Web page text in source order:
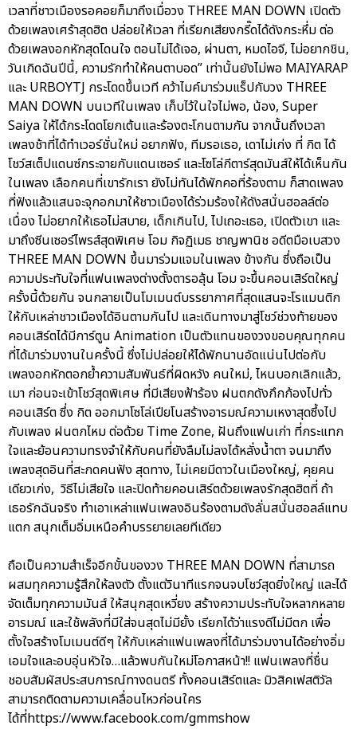
เวลาที่ชาวเมืองรอคอยก็มาถึงเมื่อวง THREE MAN DOWN เปิดตัว
ด้วยเพลงเศร้าสุดฮิต ปล่อยให้เวลา ที่เรียกเสียงกรี๊ดได้ดังกระหึ่ม ต่อ
ด้วยเพลงอกหักสุดโดนใจ ตอนไม่ได้เจอ, ผ่านตา, หมดไอจี, ไม่อยากชิน,
วันเกิดฉันปีนี้, ความรักทำให้คนตาบอด” เท่านั้นยังไม่พอ MAIYARAP
และ URBOYTJ กระโดดขึ้นเวที คว้าไมค์มาร่วมแร็ปกับวง THREE
MAN DOWN บนเวทีในเพลง เก็บไว้ในใจไม่พอ, น้อง, Super
Saiya ให้ได้กระโดดโยกเต้นและร้องตะโกนตามกัน จากนั้นถึงเวลา
เพลงช้าที่ได้ทำเวอร์ชั่นใหม่ อยากฟัง, ทีมรอเธอ, เดาไม่เก่ง ที่ กิต ได้
โชว์สเต็ปแดนซ์กระจายกับแดนเซอร์ และโซโล่กีตาร์สุดมันส์ให้ได้เห็นกัน
ในเพลง เลือกคนที่เขารักเรา ยังไม่ทันได้พักคอที่ร้องตาม ก็สาดเพลง
ที่ฟังแล้วแสนจะจุกอกมาให้ชาวเมืองได้ร่วมร้องให้ดังสนั่นฮอลล์ต่อ
เนื่อง ไม่อยากให้เธอไม่สบาย, เด็กเกินไป, ไปเถอะเธอ, เปิดตัวเขา และ
มาถึงซีนเซอร์ไพรส์สุดพิเศษ โอม กิจฏิเมธ ชาญพานิช อดีตมือเบสวง
THREE MAN DOWN ขึ้นมาร่วมแจมในเพลง ข้างกัน ซึ่งถือเป็น
ความประทับใจที่แฟนเพลงต่างตั้งตารอลุ้น โอม จะขึ้นคอนเสิร์ตใหญ่
ครั้งนี้ด้วยกัน จนกลายเป็นโมเมนต์บรรยากาศที่สุดแสนจะโรแมนติก
ให้กับเหล่าชาวเมืองได้อินตามกันไป และเดินทางมาสู่โชว์ช่วงท้ายของ
คอนเสิร์ตได้มีการ์ตูน Animation เป็นตัวแทนของวงขอบคุณทุกคน
ที่ได้มาร่วมงานในครั้งนี้ ซึ่งไม่ปล่อยให้ได้พักนานอัดแน่นไปต่อกับ
เพลงอกหักตอกย้ำความสัมพันธ์ที่ผิดหวัง คนใหม่, ไหนบอกเลิกแล้ว,
เมา ก่อนจะเข้าโชว์สุดพิเศษ ที่มีเสียงฟ้าร้อง ฝนตกดังกึกก้องไปทั่ว
คอนเสิร์ต ซึ่ง กิต ออกมาโซโล่เปียโนสร้างอารมณ์ความเหงาสุดซึ้งไป
กับเพลง ฝนตกไหม ต่อด้วย Time Zone, ฝันถึงแฟนเก่า ที่กระแทก
ใจและย้อนความทรงจำให้กับคนที่ยังลืมไม่ลงได้หลั่งน้ำตา จนมาถึง
เพลงสุดอินที่สะกดคนฟัง สุดทาง, ไม่เคยมีดาวในเมืองใหญ่, คุยคน
เดียวเก่ง, วิธีไม่เสียใจ และปิดท้ายคอนเสิร์ตด้วยเพลงรักสุดฮิตที่ ถ้า
เธอรักฉันจริง ทำเอาเหล่าแฟนเพลงอินร้องตามดังลั่นสนั่นฮอลล์แทบ
แตก สนุกเต็มอิ่มเหนือคำบรรยายเลยทีเดียว
ถือเป็นความสำเร็จอีกขั้นของวง THREE MAN DOWN ที่สามารถ
ผสมทุกความรู้สึกให้ลงตัว ตั้งแต่วินาทีแรกจนจบโชว์สุดยิ่งใหญ่ และได้
จัดเต็มทุกความมันส์ ให้สนุกสุดเหวี่ยง สร้างความประทับใจหลากหลาย
อารมณ์ และใช้พลังที่มีใส่จนสุดไม่มียั้ง เรียกได้ว่าแรงดีไม่มีตก เพื่อ
ตั้งใจสร้างโมเมนต์ดีๆ ให้กับเหล่าแฟนเพลงที่ได้มาร่วมงานได้อย่างอิ่ม
เอมใจและอบอุ่นหัวใจ…แล้วพบกันใหม่โอกาสหน้า!! แฟนเพลงที่ชื่น
ชอบสัมผัสประสบการณ์ทางดนตรี ทั้งคอนเสิร์ตและ มิวสิคเฟสติวัล
สามารถติดตามความเคลื่อนไหวก่อนใคร
ได้ที่https://www.facebook.com/gmmshow